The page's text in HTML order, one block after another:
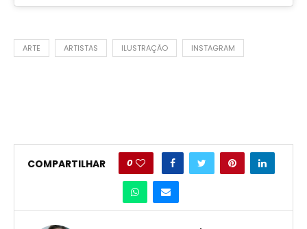
ARTE ARTISTAS ILUSTRAÇÃO INSTAGRAM
COMPARTILHAR 0